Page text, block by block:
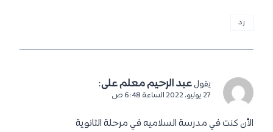
رد
يقول عبد الرحيم معلم على:
27 يوليو، 2022 الساعة 6:48 ص
الأن كنت في مدرسة السلاميه في مرحلة الثانوية